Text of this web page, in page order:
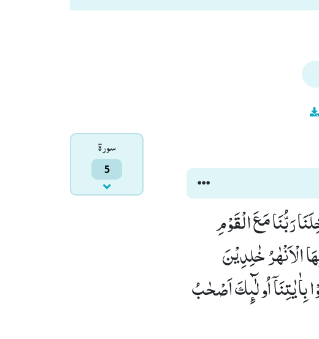
سورۃ
5
رَبُّنَا مَعَ الْقَوْمِ
الْاَنْهٰرُ خٰلِدِیْنَ
كَفَرُوْا وَ كَذَّبُوْا بِاٰیٰتِنَاۤ اُولٰٓىٕكَ اَصْحٰبُ